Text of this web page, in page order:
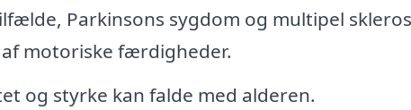
Parkinsons sygdom og multipel
motoriske færdigheder.
og styrke kan falde med alderen.